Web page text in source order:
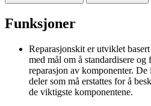
Funksjoner
Reparasjonskit er utviklet
med mål om å standardisere og
reparasjon av komponenter.
deler som må erstattes for å
de viktigste komponentene.